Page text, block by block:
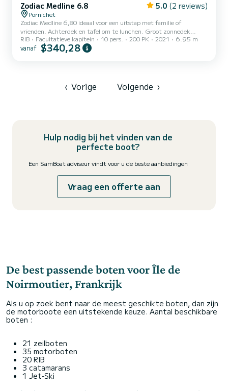
Zodiac Medline 6.8 5.0 (2 reviews)
Pornichet
Zodiac Medline 6,80 ideaal voor een uitstap met familie of
vrienden. Achterdek en tafel om te lunchen. Groot zonnedek
vooraan Gedraagt zich geweldig op zee. Mogelijkheid om optioneel
een boei te huren om plezier te maken !!
RIB Facultatieve kapitein 10 pers. 200 PK 2021 6.95 m
vanaf $340,28
‹ Vorige Volgende ›
Hulp nodig bij het vinden van de
perfecte boot?
Een SamBoat adviseur vindt voor u de beste aanbiedingen
Vraag een offerte aan
De best passende boten voor Île de
Noirmoutier, Frankrijk
Als u op zoek bent naar de meest geschikte boten, dan zijn
de motorboote een uitstekende keuze. Aantal beschikbare
boten :
21 zeilboten
35 motorboten
20 RIB
3 catamarans
1 Jet-Ski